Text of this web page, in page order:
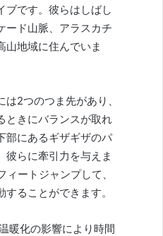
ブです。彼らはしばし
ード山脈、アラスカチ
山地域に住んでいま
2つのつま先があり、
ときにバランスが取れ
部にあるギザギザのパ
彼らに牽引力を与えま
ートジャンプして、
することができます。
暖化の影響により時間